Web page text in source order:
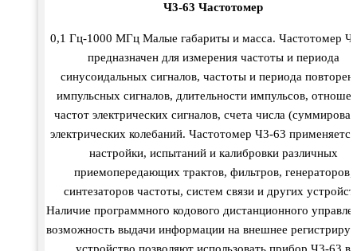
Ч3-63 Частотомер
0,1 Гц-1000 МГц Малые габариты и масса. Частотомер
предназначен для измерения частоты и периода
синусоидальных сигналов, частоты и периода
импульсных сигналов, длительности импульсов,
частот электрических сигналов, счета числа
электрических колебаний. Частотомер Ч3-63
настройки, испытаний и калибровки различных
приемопередающих трактов, фильтров, генераторов,
синтезаторов частоты, систем связи и других
Наличие программного кодового дистанционного
возможность выдачи информации на внешнее